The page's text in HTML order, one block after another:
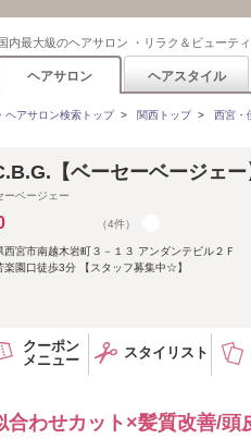
国内最大級のヘアサロン ・リラク＆ビューテ
ヘアサロン ヘアスタイル
ヘアサロン検索トップ> 関西トップ> 西宮・
【ベーセーベージェー
ーベージェー
（4件）
西宮市南越木岩町３－１３ アンダンテビル２Ｆ
楽園口徒歩3分 【スタッフ募集中☆】
クーポン
メニュー
スタイリスト
合わせカット×髪質改善/